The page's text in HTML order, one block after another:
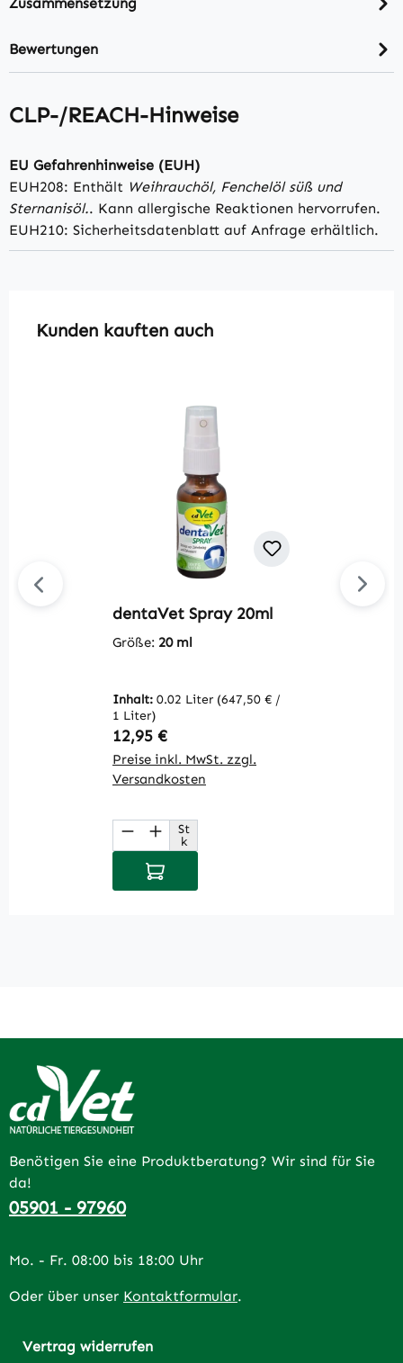
Bewertungen
CLP-/REACH-Hinweise
EU Gefahrenhinweise (EUH)
EUH208: Enthält Weihrauchöl, Fenchelöl süß und
Sternanisöl.. Kann allergische Reaktionen hervorrufen.
EUH210: Sicherheitsdatenblatt auf Anfrage erhältlich.
Produktgalerie überspringen
Kunden kauften auch
dentaVet Spray 20ml
Größe: 20 ml
Inhalt: 0.02 Liter (647,50 € /
1 Liter)
Regulärer Preis:
12,95 €
Preise inkl. MwSt. zzgl.
Versandkosten
Produkt Anzahl: Gib den
St
k
In den Warenkorb
Benötigen Sie eine Produktberatung? Wir sind für Sie
da!
05901 - 97960
Mo. - Fr. 08:00 bis 18:00 Uhr
Oder über unser Kontaktformular.
Vertrag widerrufen